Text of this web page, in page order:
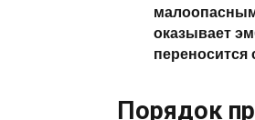
оказывает
переносится
Порядок